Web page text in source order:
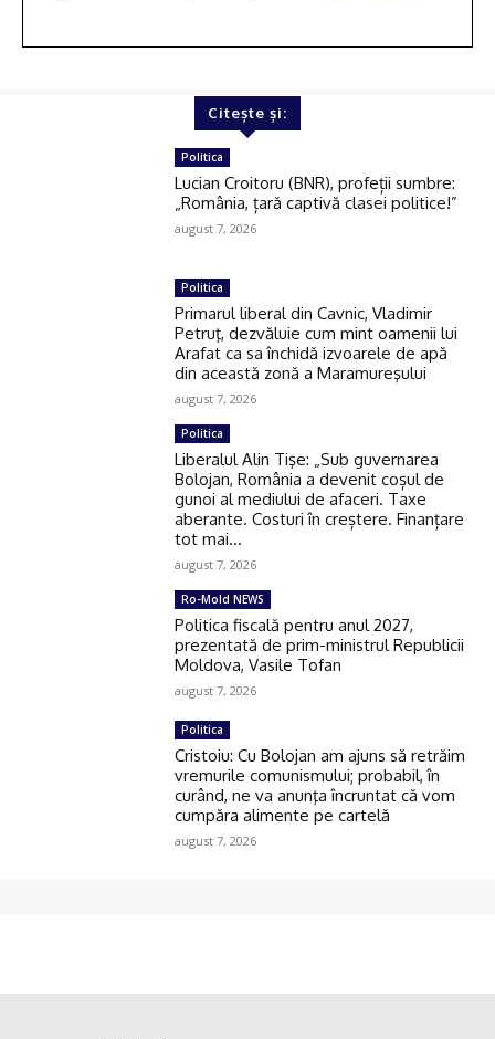
Citește și:
Politica
Lucian Croitoru (BNR), profeții sumbre:
„România, țară captivă clasei politice!”
august 7, 2026
Politica
Primarul liberal din Cavnic, Vladimir
Petruţ, dezvăluie cum mint oamenii lui
Arafat ca sa închidă izvoarele de apă
din această zonă a Maramureşului
august 7, 2026
Politica
Liberalul Alin Tişe: „Sub guvernarea
Bolojan, România a devenit coșul de
gunoi al mediului de afaceri. Taxe
aberante. Costuri în creștere. Finanțare
tot mai...
august 7, 2026
Ro-Mold NEWS
Politica fiscală pentru anul 2027,
prezentată de prim-ministrul Republicii
Moldova, Vasile Tofan
august 7, 2026
Politica
Cristoiu: Cu Bolojan am ajuns să retrăim
vremurile comunismului; probabil, în
curând, ne va anunţa încruntat că vom
cumpăra alimente pe cartelă
august 7, 2026